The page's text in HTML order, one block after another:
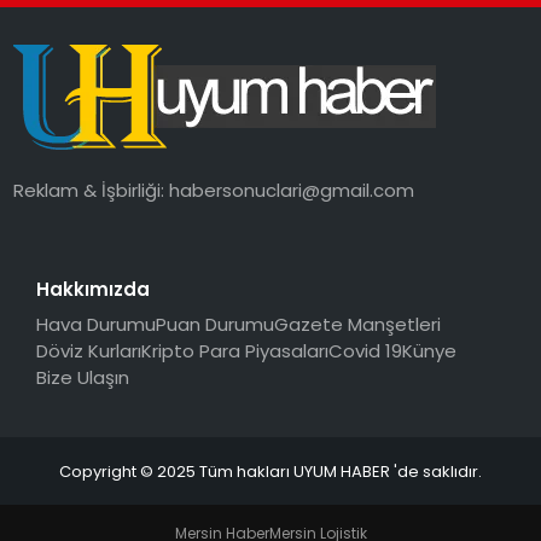
MAGAZIN
YAŞAM
Reklam & İşbirliği:habersonuclari@gmail.com
Hakkımızda
Hava DurumuPuan DurumuGazete Manşetleri
Döviz KurlarıKripto Para PiyasalarıCovid 19Künye
Bize Ulaşın
Copyright © 2025 Tüm hakları UYUM HABER 'de saklıdır.
Mersin HaberMersin Lojistik